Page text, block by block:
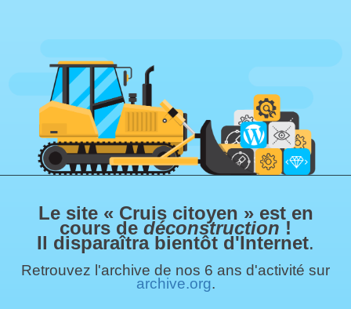
Le site « Cruis citoyen » est en
cours de déconstruction !
Il disparaîtra bientôt d'Internet.
Retrouvez l'archive de nos 6 ans d'activité sur
archive.org.